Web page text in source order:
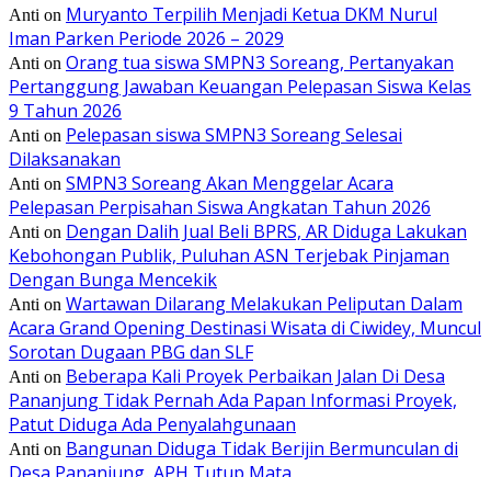
Anti on Muryanto Terpilih Menjadi Ketua DKM Nurul
Iman Parken Periode 2026 – 2029
Anti on Orang tua siswa SMPN3 Soreang, Pertanyakan
Pertanggung Jawaban Keuangan Pelepasan Siswa Kelas
9 Tahun 2026
Anti on Pelepasan siswa SMPN3 Soreang Selesai
Dilaksanakan
Anti on SMPN3 Soreang Akan Menggelar Acara
Pelepasan Perpisahan Siswa Angkatan Tahun 2026
Anti on Dengan Dalih Jual Beli BPRS, AR Diduga Lakukan
Kebohongan Publik, Puluhan ASN Terjebak Pinjaman
Dengan Bunga Mencekik
Anti on Wartawan Dilarang Melakukan Peliputan Dalam
Acara Grand Opening Destinasi Wisata di Ciwidey, Muncul
Sorotan Dugaan PBG dan SLF
Anti on Beberapa Kali Proyek Perbaikan Jalan Di Desa
Pananjung Tidak Pernah Ada Papan Informasi Proyek,
Patut Diduga Ada Penyalahgunaan
Anti on Bangunan Diduga Tidak Berijin Bermunculan di